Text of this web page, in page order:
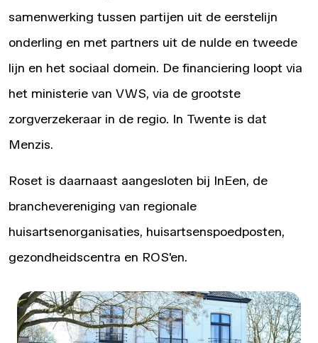
samenwerking tussen partijen uit de eerstelijn
onderling en met partners uit de nulde en tweede
lijn en het sociaal domein. De financiering loopt via
het ministerie van VWS, via de grootste
zorgverzekeraar in de regio. In Twente is dat
Menzis.
Roset is daarnaast aangesloten bij InEen, de
branchevereniging van regionale
huisartsenorganisaties, huisartsenspoedposten,
gezondheidscentra en ROS'en.